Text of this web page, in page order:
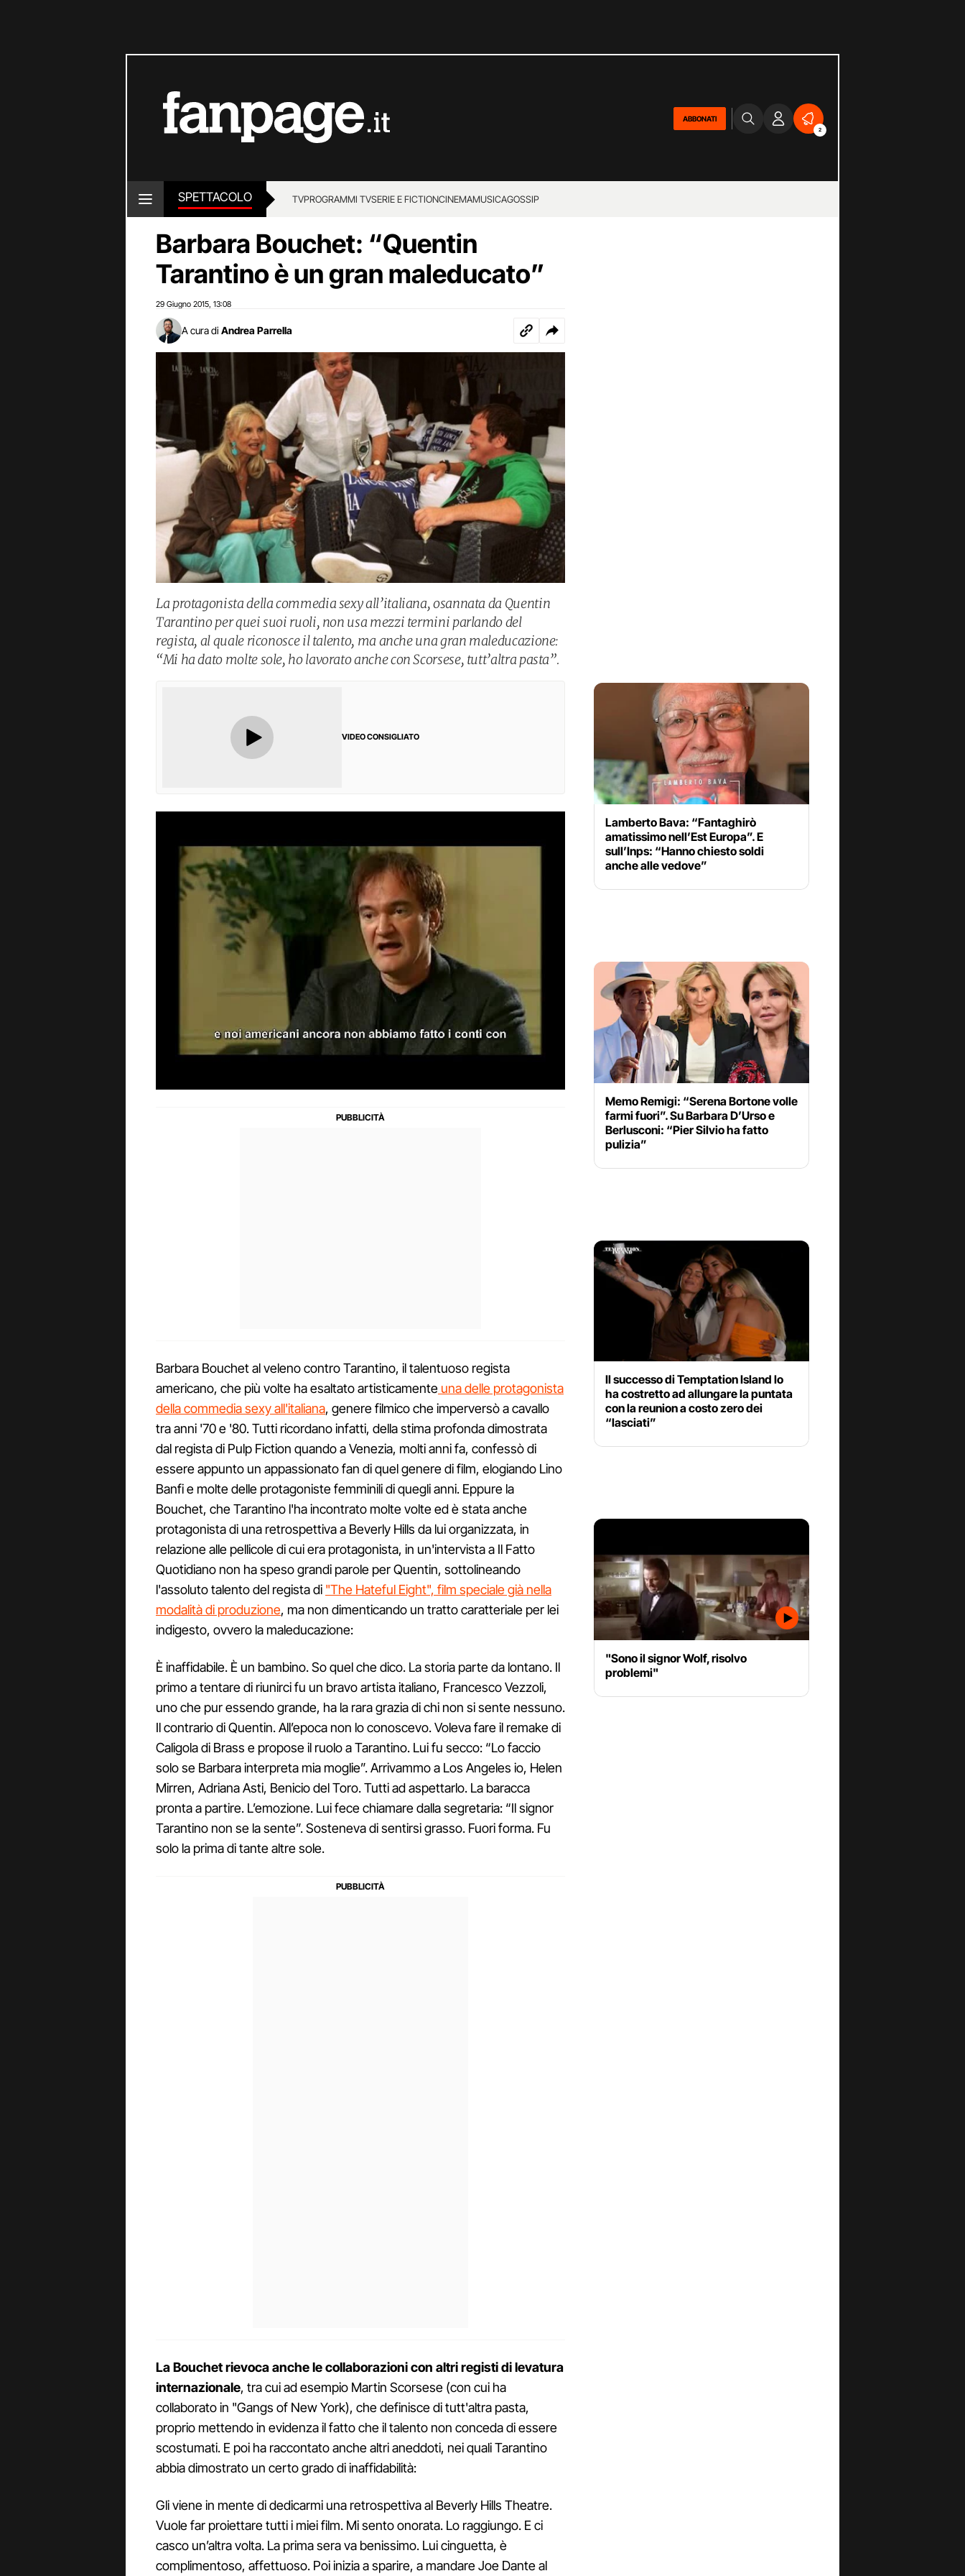
ABBONATI
2
SPETTACOLO TVPROGRAMMI TVSERIE E FICTIONCINEMAMUSICAGOSSIP
Barbara Bouchet: “Quentin
Tarantino è un gran maleducato”
29 Giugno 2015 13:08
A cura di Andrea Parrella
La protagonista della commedia sexy all’italiana, osannata da Quentin
Tarantino per quei suoi ruoli, non usa mezzi termini parlando del
regista, al quale riconosce il talento, ma anche una gran maleducazione:
“Mi ha dato molte sole, ho lavorato anche con Scorsese, tutt’altra pasta”.
VIDEO CONSIGLIATO
Barbara Bouchet al veleno contro Tarantino, il talentuoso regista
americano, che più volte ha esaltato artisticamente una delle protagonista
della commedia sexy all'italiana, genere filmico che imperversò a cavallo
tra anni '70 e '80. Tutti ricordano infatti, della stima profonda dimostrata
dal regista di Pulp Fiction quando a Venezia, molti anni fa, confessò di
essere appunto un appassionato fan di quel genere di film, elogiando Lino
Banfi e molte delle protagoniste femminili di quegli anni. Eppure la
Bouchet, che Tarantino l'ha incontrato molte volte ed è stata anche
protagonista di una retrospettiva a Beverly Hills da lui organizzata, in
relazione alle pellicole di cui era protagonista, in un'intervista a Il Fatto
Quotidiano non ha speso grandi parole per Quentin, sottolineando
l'assoluto talento del regista di "The Hateful Eight", film speciale già nella
modalità di produzione, ma non dimenticando un tratto caratteriale per lei
indigesto, ovvero la maleducazione:
È inaffidabile. È un bambino. So quel che dico. La storia parte da lontano. Il
primo a tentare di riunirci fu un bravo artista italiano, Francesco Vezzoli,
uno che pur essendo grande, ha la rara grazia di chi non si sente nessuno.
Il contrario di Quentin. All’epoca non lo conoscevo. Voleva fare il remake di
Caligola di Brass e propose il ruolo a Tarantino. Lui fu secco: “Lo faccio
solo se Barbara interpreta mia moglie”. Arrivammo a Los Angeles io, Helen
Mirren, Adriana Asti, Benicio del Toro. Tutti ad aspettarlo. La baracca
pronta a partire. L’emozione. Lui fece chiamare dalla segretaria: “Il signor
Tarantino non se la sente”. Sosteneva di sentirsi grasso. Fuori forma. Fu
solo la prima di tante altre sole.
La Bouchet rievoca anche le collaborazioni con altri registidi levatura
internazionale, tra cui ad esempio Martin Scorsese (con cui ha
collaborato in "Gangs of New York), che definisce di tutt'altra pasta,
proprio mettendo in evidenza il fatto che il talento non conceda di essere
scostumati. E poi ha raccontato anche altri aneddoti, nei quali Tarantino
abbia dimostrato un certo grado di inaffidabilità:
Gli viene in mente di dedicarmi una retrospettiva al Beverly Hills Theatre.
Vuole far proiettare tutti i miei film. Mi sento onorata. Lo raggiungo. E ci
casco un’altra volta. La prima sera va benissimo. Lui cinguetta, è
complimentoso, affettuoso. Poi inizia a sparire, a mandare Joe Dante al
Lamberto Bava: “Fantaghirò
amatissimo nell’Est Europa”. E
sull’Inps: “Hanno chiesto soldi
anche alle vedove”
Memo Remigi: “Serena Bortone volle
farmi fuori”. Su Barbara D’Urso e
Berlusconi: “Pier Silvio ha fatto
pulizia”
Il successo di Temptation Island lo
ha costretto ad allungare la puntata
con la reunion a costo zero dei
“lasciati”
"Sono il signor Wolf, risolvo
problemi"